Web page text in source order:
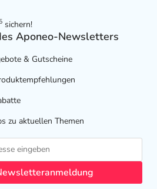
5 sichern!
Aponeo-Newsletters
& Gutscheine
zu aktuellen Themen